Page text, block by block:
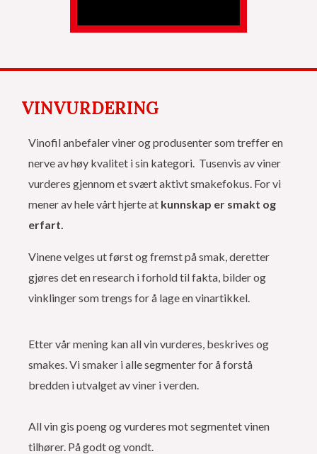
VINVURDERING
Vinofil anbefaler viner og produsenter som treffer en
nerve av høy kvalitet i sin kategori. Tusenvis av viner
vurderes gjennom et svært aktivt smakefokus. For vi
mener av hele vårt hjerte at kunnskap er smakt og
erfart.
Vinene velges ut først og fremst på smak, deretter
gjøres det en research i forhold til fakta, bilder og
vinklinger som trengs for å lage en vinartikkel.
Etter vår mening kan all vin vurderes, beskrives og
smakes. Vi smaker i alle segmenter for å forstå
bredden i utvalget av viner i verden.
All vin gis poeng og vurderes mot segmentet vinen
tilhører. På godt og vondt.